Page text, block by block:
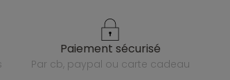
paiement sécurisé
par cb, paypal ou carte cadeau